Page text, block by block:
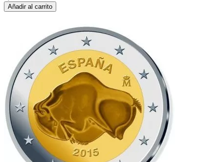
Añadir al carrito